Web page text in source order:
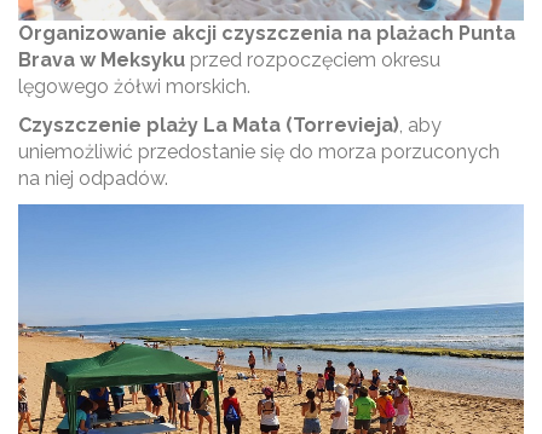
Organizowanie akcji czyszczenia na plażach Punta
Brava w Meksyku przed rozpoczęciem okresu
lęgowego żółwi morskich.
Czyszczenie plaży La Mata (Torrevieja) , aby
uniemożliwić przedostanie się do morza porzuconych
na niej odpadów.